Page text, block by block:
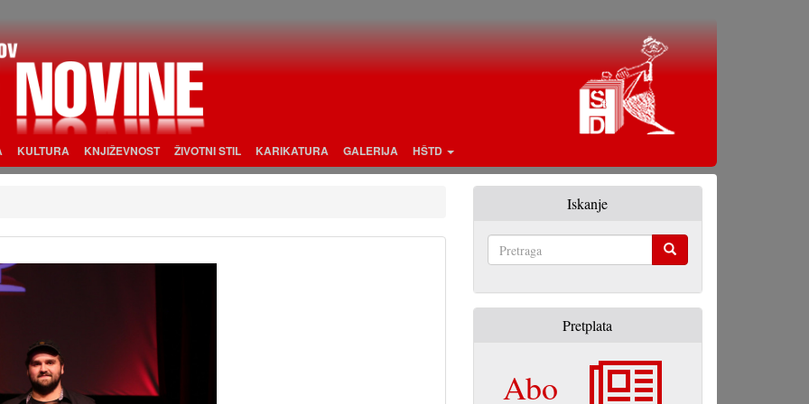
KULTURA KNJIŽEVNOST ŽIVOTNI STIL KARIKATURA GALERIJA HŠTD
Iskanje
Pretplata
Abo